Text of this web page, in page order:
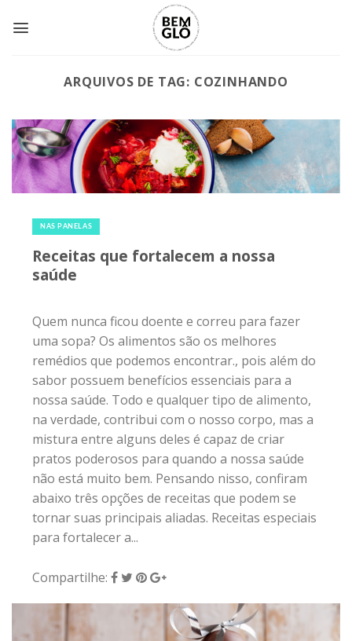
ARQUIVOS DE TAG: COZINHANDO
NAS PANELAS
Receitas que fortalecem a nossa
saúde
Quem nunca ficou doente e correu para fazer
uma sopa? Os alimentos são os melhores
remédios que podemos encontrar., pois além do
sabor possuem benefícios essenciais para a
nossa saúde. Todo e qualquer tipo de alimento,
na verdade, contribui com o nosso corpo, mas a
mistura entre alguns deles é capaz de criar
pratos poderosos para quando a nossa saúde
não está muito bem. Pensando nisso, confiram
abaixo três opções de receitas que podem se
tornar suas principais aliadas. Receitas especiais
para fortalecer a...
Compartilhe: